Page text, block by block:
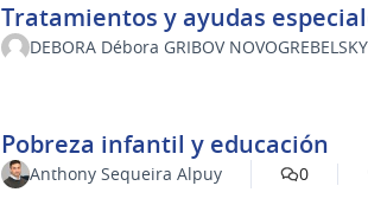
Tratamientos y ayudas
DEBORA Débora GRIBOV NOVOGREBELSKY
Pobreza infantil y educación
Anthony Sequeira Alpuy 0